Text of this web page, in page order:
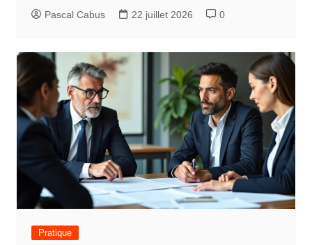
Pascal Cabus 22 juillet 2026 0
Pratique